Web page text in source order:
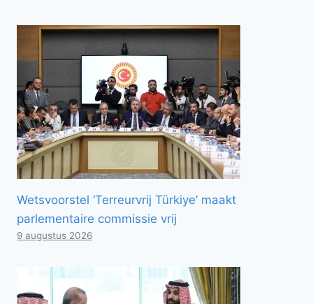
Wetsvoorstel ‘Terreurvrij Türkiye’ maakt
parlementaire commissie vrij
9 augustus 2026